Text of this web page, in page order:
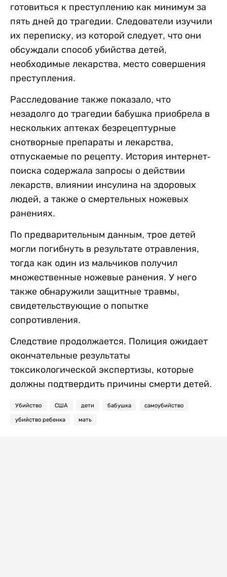
готовиться к преступлению как минимум за
пять дней до трагедии. Следователи изучили
их переписку, из которой следует, что они
обсуждали способ убийства детей,
необходимые лекарства, место совершения
преступления.
Расследование также показало, что
незадолго до трагедии бабушка приобрела в
нескольких аптеках безрецептурные
снотворные препараты и лекарства,
отпускаемые по рецепту. История интернет-
поиска содержала запросы о действии
лекарств, влиянии инсулина на здоровых
людей, а также о смертельных ножевых
ранениях.
По предварительным данным, трое детей
могли погибнуть в результате отравления,
тогда как один из мальчиков получил
множественные ножевые ранения. У него
также обнаружили защитные травмы,
свидетельствующие о попытке
сопротивления.
Следствие продолжается. Полиция ожидает
окончательные результаты
токсикологической экспертизы, которые
должны подтвердить причины смерти детей.
Убийство США дети бабушка самоубийство
убийство ребенка мать